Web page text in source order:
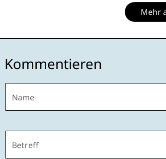
Mehr
Kommentieren
Name
Betreff